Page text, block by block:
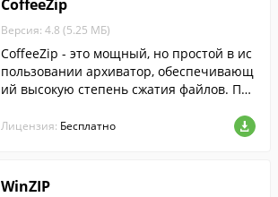
CoffeeZip
Версия: 4.8 (5.25 МБ)
CoffeeZip - это мощный, но простой в ис
пользовании архиватор, обеспечивающ
ий высокую степень сжатия файлов. Поз
и Zip, 7z, wim и tar.
Лицензия: Бесплатно
WinZIP